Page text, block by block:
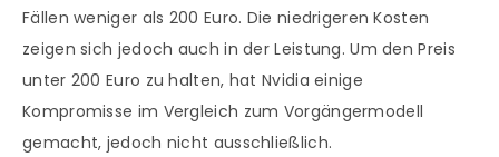
Fällen weniger als 200 Euro. Die niedrigeren Kosten
zeigen sich jedoch auch in der Leistung. Um den Preis
unter 200 Euro zu halten, hat Nvidia einige
Kompromisse im Vergleich zum Vorgängermodell
gemacht, jedoch nicht ausschließlich.